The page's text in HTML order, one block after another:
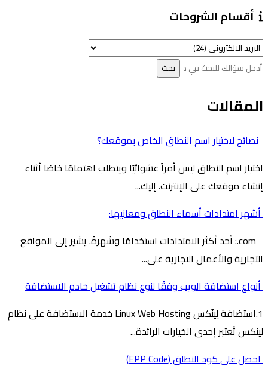
أقسام الشروحات
المقالات
نصائح لاختيار اسم النطاق الخاص بموقعك؟
اختيار اسم النطاق ليس أمراً عشوائيًا ويتطلب اهتمامًا خاصًا أثناء
إنشاء موقعك على الإنترنت. إليك...
أشهر امتدادات أسماء النطاق ومعانيها:
com.: أحد أكثر الامتدادات استخدامًا وشهرةً. يشير إلى المواقع
التجارية والأعمال التجارية على...
أنواع استضافة الويب وفقًا لنوع نظام تشغيل خادم الاستضافة
1.استضافة لِينُكس Linux Web Hosting خدمة الاستضافة على نظام
لينكس تُعتبر إحدى الخيارات الرائدة...
احصل على كود النطاق (EPP Code)